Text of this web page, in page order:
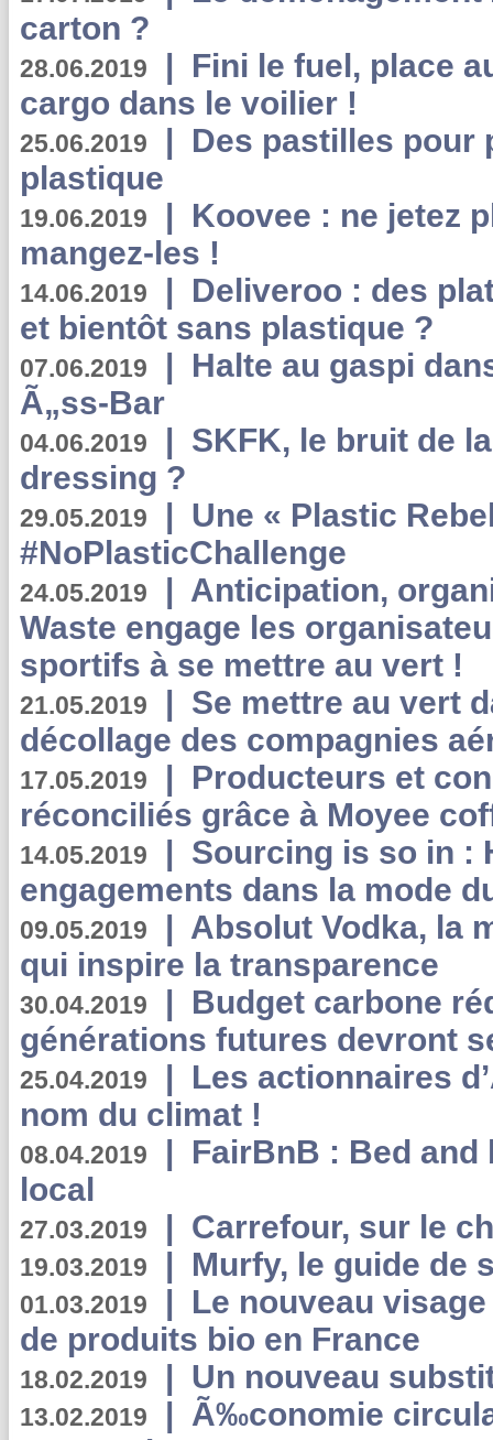
carton ?
28.06.2019 | Fini le fuel, place
cargo dans le voilier !
25.06.2019 | Des pastilles pour
plastique
19.06.2019 | Koovee : ne jetez
mangez-les !
14.06.2019 | Deliveroo : des
et bientôt sans plastique ?
07.06.2019 | Halte au gaspi
Ã„ss-Bar
04.06.2019 | SKFK, le bruit de
dressing ?
29.05.2019 | Une « Plastic
#NoPlasticChallenge
24.05.2019 | Anticipation,
Waste engage les
sportifs à se mettre au vert !
21.05.2019 | Se mettre au vert
décollage des compagnies
17.05.2019 | Producteurs et
réconciliés grâce à Moyee
14.05.2019 | Sourcing is so in :
engagements dans la mode
09.05.2019 | Absolut Vodka, la
qui inspire la transparence
30.04.2019 | Budget carbone
générations futures devront
25.04.2019 | Les actionnaires
nom du climat !
08.04.2019 | FairBnB : Bed
local
27.03.2019 | Carrefour, sur le
19.03.2019 | Murfy, le guide de
01.03.2019 | Le nouveau
de produits bio en France
18.02.2019 | Un nouveau
13.02.2019 | Ã‰conomie